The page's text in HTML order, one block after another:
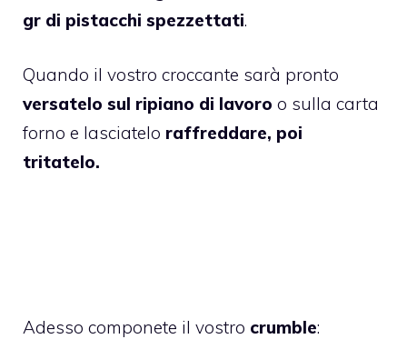
gr di pistacchi spezzettati.
Quando il vostro croccante sarà pronto
versatelo sul ripiano di lavoro o sulla carta
forno e lasciatelo raffreddare, poi
tritatelo.
Adesso componete il vostro crumble: